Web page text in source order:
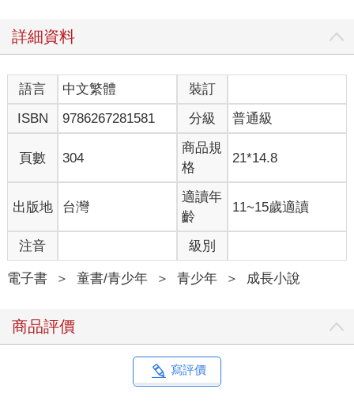
詳細資料
語言 中文繁體
裝訂
ISBN
9786267281581 分級 普通級
頁數 304
商品規
格
21*14.8
出版地 台灣
適讀年
齡
11~15歲適讀
注音 級別
電子書 ＞ 童書/青少年 ＞ 青少年 ＞ 成長小說
商品評價
寫評價